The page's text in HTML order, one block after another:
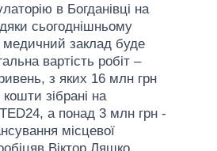
в Богданівці на
сьогоднішньому
заклад буде
вартість робіт –
з яких 16 млн грн
зібрані на
а понад 3 млн грн -
місцевої